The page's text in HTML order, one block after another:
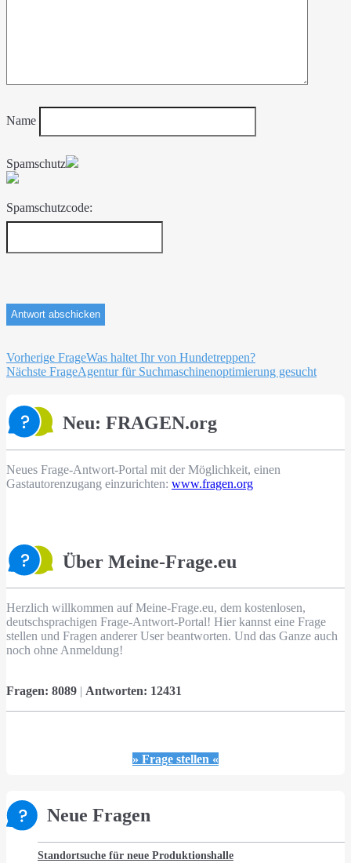
Name
Spamschutz
Spamschutzcode:
Beitragsnavigation
Vorherige FrageWas haltet Ihr von Hundetreppen?
Nächste FrageAgentur für Suchmaschinenoptimierung gesucht
Neu: FRAGEN.org
Neues Frage-Antwort-Portal mit der Möglichkeit, einen
Gastautorenzugang einzurichten: www.fragen.org
Über Meine-Frage.eu
Herzlich willkommen auf Meine-Frage.eu, dem kostenlosen,
deutschsprachigen Frage-Antwort-Portal! Hier kannst eine Frage
stellen und Fragen anderer User beantworten. Und das Ganze auch
noch ohne Anmeldung!
Fragen: 8089 | Antworten: 12431
» Frage stellen «
Neue Fragen
Standortsuche für neue Produktionshalle